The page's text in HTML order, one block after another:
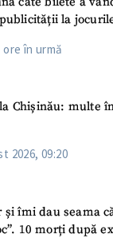
la
ore în urmă
Chișinău: multe
2026, 09:20
și îmi dau seama
10 morți după